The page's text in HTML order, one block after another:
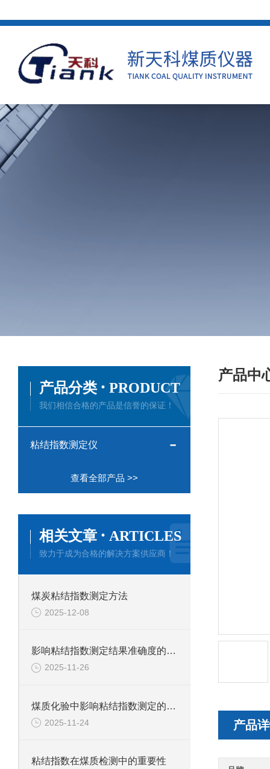
产品中
产品
产品分类 · PRODUCT
我们相信合格的产品是信誉的保证！
粘结指数测定仪
查看全部产品 >>
相关文章 · ARTICLES
致力于成为合格的解决方案供应商！
煤炭粘结指数测定方法
2025-12-08
影响粘结指数测定结果准确度的因素有哪些？
2025-11-26
煤质化验中影响粘结指数测定的因素有哪些？
2025-11-24
粘结指数在煤质检测中的重要性